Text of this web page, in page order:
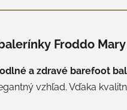
Froddo
a zdravé barefoot
vzhľad. Vďaka